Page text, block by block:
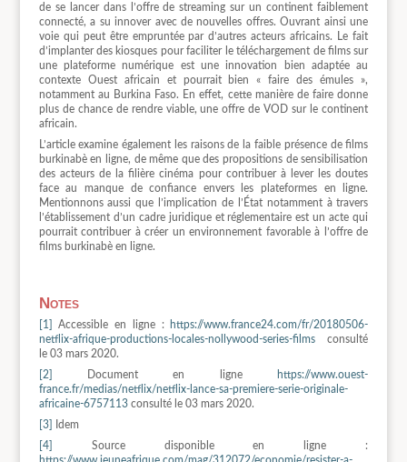
de se lancer dans l’offre de streaming sur un continent faiblement
connecté, a su innover avec de nouvelles offres. Ouvrant ainsi une
voie qui peut être empruntée par d’autres acteurs africains. Le fait
d’implanter des kiosques pour faciliter le téléchargement de films sur
une plateforme numérique est une innovation bien adaptée au
contexte Ouest africain et pourrait bien « faire des émules »,
notamment au Burkina Faso. En effet, cette manière de faire donne
plus de chance de rendre viable, une offre de VOD sur le continent
africain.
L’article examine également les raisons de la faible présence de films
burkinabè en ligne, de même que des propositions de sensibilisation
des acteurs de la filière cinéma pour contribuer à lever les doutes
face au manque de confiance envers les plateformes en ligne.
Mentionnons aussi que l’implication de l’État notamment à travers
l’établissement d’un cadre juridique et réglementaire est un acte qui
pourrait contribuer à créer un environnement favorable à l’offre de
films burkinabè en ligne.
Notes
[1] Accessible en ligne :
https://www.france24.com/fr/20180506-
netflix-afrique-productions-locales-nollywood-series-filmsconsulté
le 03 mars 2020.
[2]
Document en ligne
https://www.ouest-
france.fr/medias/netflix/netflix-lance-sa-premiere-serie-originale-
africaine-6757113consulté le 03 mars 2020.
[3]
Idem
[4]
Source disponible en ligne :